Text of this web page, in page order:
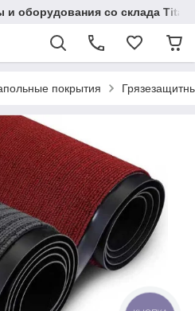
и оборудования со склада
покрытия